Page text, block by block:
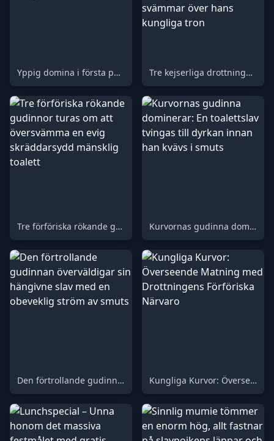
Yppig domina i första person lättar sig medan hon förnedrar dig hänsynslöst Tre kejserliga drottningar kröner en tacksam tjänare med festlig fothyllning som svämmar över hans kungliga tron
Tre förföriska rökande gudinnor turas om att översvämma en evig skräddarsydd mänsklig toalett Kurvornas gudinna dominerar: En toalettslav tvingas till dyrkan innan han kvävs i smuts
Den förtrollande gudinnan överväldigar sin hängivne slav med en obeveklig ström av smuts Kungliga Kurvor: Överseende Matning med Drottningens Förföriska Närvaro